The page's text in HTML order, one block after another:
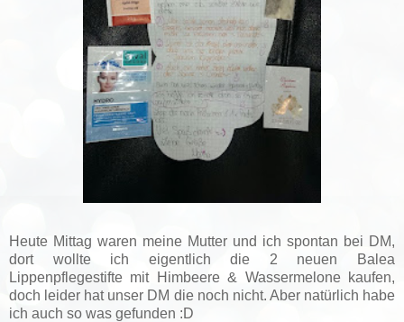
Heute Mittag waren meine Mutter und ich spontan bei DM,
dort wollte ich eigentlich die 2 neuen Balea
Lippenpflegestifte mit Himbeere & Wassermelone kaufen,
doch leider hat unser DM die noch nicht. Aber natürlich habe
ich auch so was gefunden :D